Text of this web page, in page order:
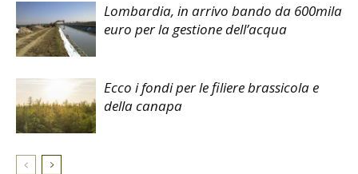
Lombardia, in arrivo bando da 600mila
euro per la gestione dell’acqua
Ecco i fondi per le filiere brassicola e
della canapa